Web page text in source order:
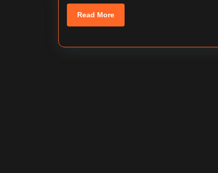
Read MoreRead
More